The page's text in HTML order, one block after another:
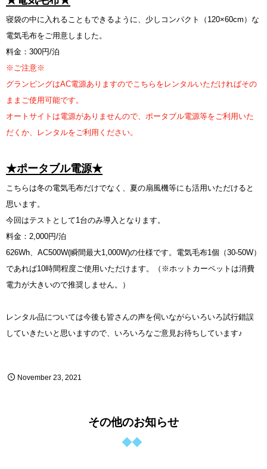
寝袋の中に入れることもできるように、少しコンパクト（120×60cm）な
電気毛布をご用意しました。
料金：300円/泊
※ご注意※
グランピングはAC電源ありますのでこちらをレンタルいただければその
ままご使用可能です。
オートサイトは電源がありませんので、ポータブル電源等をご利用いた
だくか、レンタルをご利用ください。
★ポータブル電源★
こちらは冬の電気毛布だけでなく、夏の扇風機等にも活用いただけると
思います。
今回はテストとして1台のみ導入となります。
料金：2,000円/泊
626Wh、AC500W(瞬間最大1,000W)の仕様です。電気毛布1個（30-50W）
であれば10時間程度ご使用いただけます。（※ホットカーペットは消費
電力が大きいので推奨しません。）
レンタル品については今後も皆さんの声を伺いながらいろいろ試行錯誤
していきたいと思いますので、いろいろなご意見お待ちしています♪
November 23,2021
その他のお知らせ